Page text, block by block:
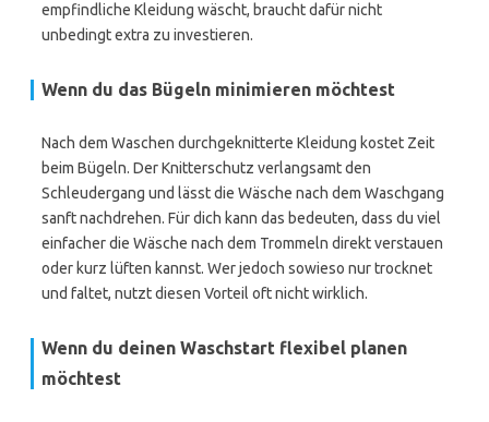
empfindliche Kleidung wäscht, braucht dafür nicht
unbedingt extra zu investieren.
Wenn du das Bügeln minimieren möchtest
Nach dem Waschen durchgeknitterte Kleidung kostet Zeit
beim Bügeln. Der Knitterschutz verlangsamt den
Schleudergang und lässt die Wäsche nach dem Waschgang
sanft nachdrehen. Für dich kann das bedeuten, dass du viel
einfacher die Wäsche nach dem Trommeln direkt verstauen
oder kurz lüften kannst. Wer jedoch sowieso nur trocknet
und faltet, nutzt diesen Vorteil oft nicht wirklich.
Wenn du deinen Waschstart flexibel planen
möchtest